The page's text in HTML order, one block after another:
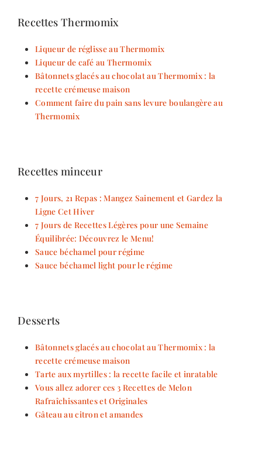
Recettes Thermomix
Liqueur de réglisse au Thermomix
Liqueur de café au Thermomix
Bâtonnets glacés au chocolat au Thermomix : la
recette crémeuse maison
Comment faire du pain sans levure boulangère au
Thermomix
Recettes minceur
7 Jours, 21 Repas : Mangez Sainement et Gardez la
Ligne Cet Hiver
7 Jours de Recettes Légères pour une Semaine
Équilibrée: Découvrez le Menu!
Sauce béchamel pour régime
Sauce béchamel light pour le régime
Desserts
Bâtonnets glacés au chocolat au Thermomix : la
recette crémeuse maison
Tarte aux myrtilles : la recette facile et inratable
Vous allez adorer ces 3 Recettes de Melon
Rafraîchissantes et Originales
Gâteau au citron et amandes